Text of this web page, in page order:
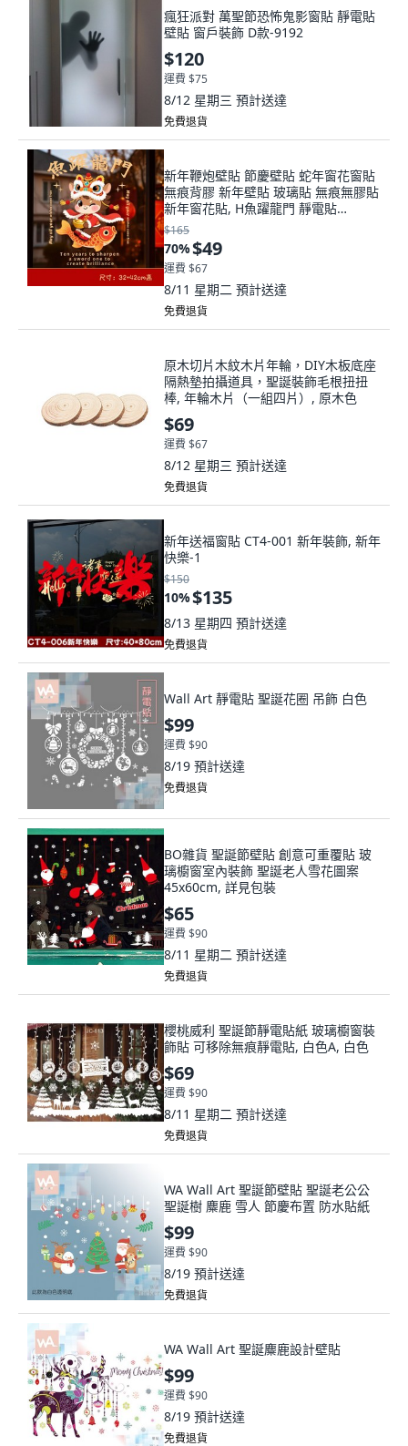
瘋狂派對 萬聖節恐怖鬼影窗貼 靜電貼
壁貼 窗戶裝飾 D款-9192
$120
運費 $75
8/12 星期三 預計送達
免費退貨
新年鞭炮壁貼 節慶壁貼 蛇年窗花窗貼
無痕背膠 新年壁貼 玻璃貼 無痕無膠貼
新年窗花貼, H魚躍龍門 靜電貼
（DB200)
$165
70%$49
運費 $67
8/11 星期二 預計送達
免費退貨
原木切片木紋木片年輪，DIY木板底座
隔熱墊拍攝道具，聖誕裝飾毛根扭扭
棒, 年輪木片（一組四片）, 原木色
$69
運費 $67
8/12 星期三 預計送達
免費退貨
新年送福窗貼 CT4-001 新年裝飾, 新年
快樂-1
$150
10%$135
8/13 星期四 預計送達
免費退貨
Wall Art 靜電貼 聖誕花圈 吊飾 白色
$99
運費 $90
8/19 預計送達
免費退貨
BO雜貨 聖誕節壁貼 創意可重覆貼 玻
璃櫥窗室內裝飾 聖誕老人雪花圖案
45x60cm, 詳見包裝
$65
運費 $90
8/11 星期二 預計送達
免費退貨
櫻桃威利 聖誕節靜電貼紙 玻璃櫥窗裝
飾貼 可移除無痕靜電貼, 白色A, 白色
$69
運費 $90
8/11 星期二 預計送達
免費退貨
WA Wall Art 聖誕節壁貼 聖誕老公公
聖誕樹 麋鹿 雪人 節慶布置 防水貼紙
$99
運費 $90
8/19 預計送達
免費退貨
WA Wall Art 聖誕麋鹿設計壁貼
$99
運費 $90
8/19 預計送達
免費退貨